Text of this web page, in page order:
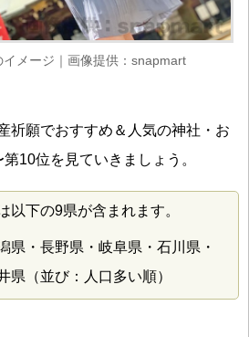
メージ｜画像提供：snapmart
祈願でおすすめ＆人気の神社・お
10位を見ていきましょう。
下の9県が含まれます。
県・長野県・岐阜県・石川県・
県（並び：人口多い順）